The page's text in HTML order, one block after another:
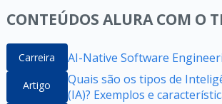
CONTEÚDOS ALURA COM O
Carreira AI-Native Software
Artigo
Quais são os tipos de
(IA)? Exemplos e